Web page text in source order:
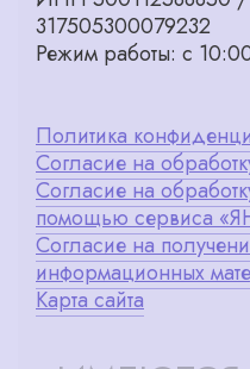
317505300079232
Режим работы: с
Политика
Согласие на
Согласие на
помощью сервиса
Согласие на
информационных
Карта сайта